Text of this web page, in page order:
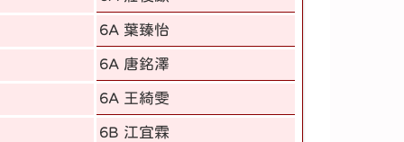
6A 葉臻怡
6A 唐銘澤
6A 王綺雯
6B 江宜霖